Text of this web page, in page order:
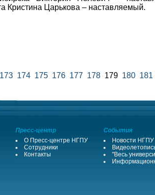
Кристина Царькова – наставляемый.
173 174 175 176 177 178179 180 181
Пресс-центр События
О Пресс-центре НГПУ
Сотрудники
Контакты
Новости НГПУ
"Весь